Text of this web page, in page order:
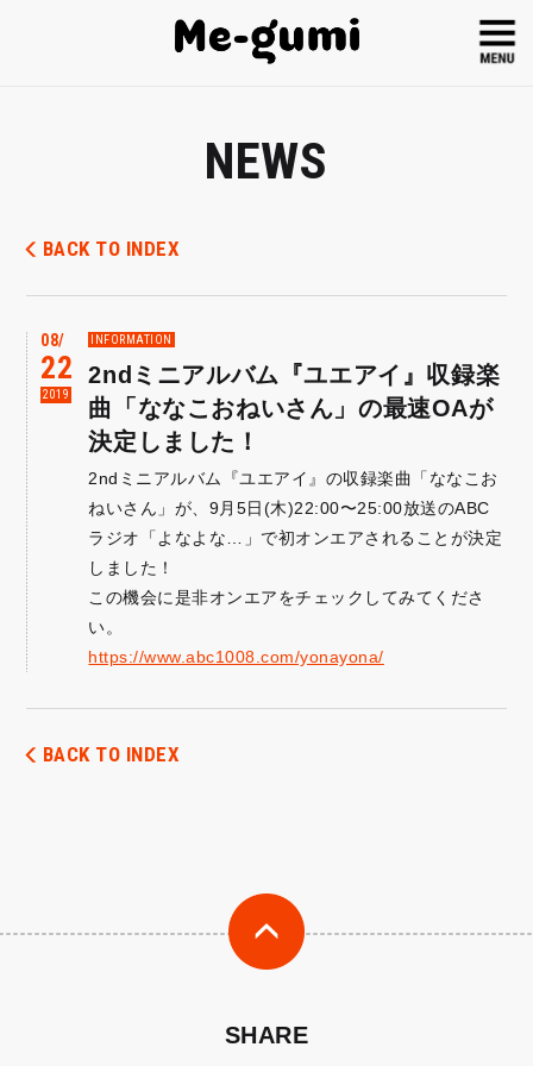
NEWS
BACK TO INDEX
08
22
2019
INFORMATION
2ndミニアルバム『ユエアイ』収録楽
曲「ななこおねいさん」の最速OAが
決定しました！
2ndミニアルバム『ユエアイ』の収録楽曲「ななこお
ねいさん」が、9月5日(木)22:00〜25:00放送のABC
ラジオ「よなよな…」で初オンエアされることが決定
しました！
この機会に是非オンエアをチェックしてみてくださ
い。
https://www.abc1008.com/yonayona/
BACK TO INDEX
SHARE